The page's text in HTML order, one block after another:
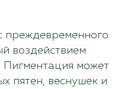
преждевременного
воздействием
Пигментация может
пятен, веснушек и